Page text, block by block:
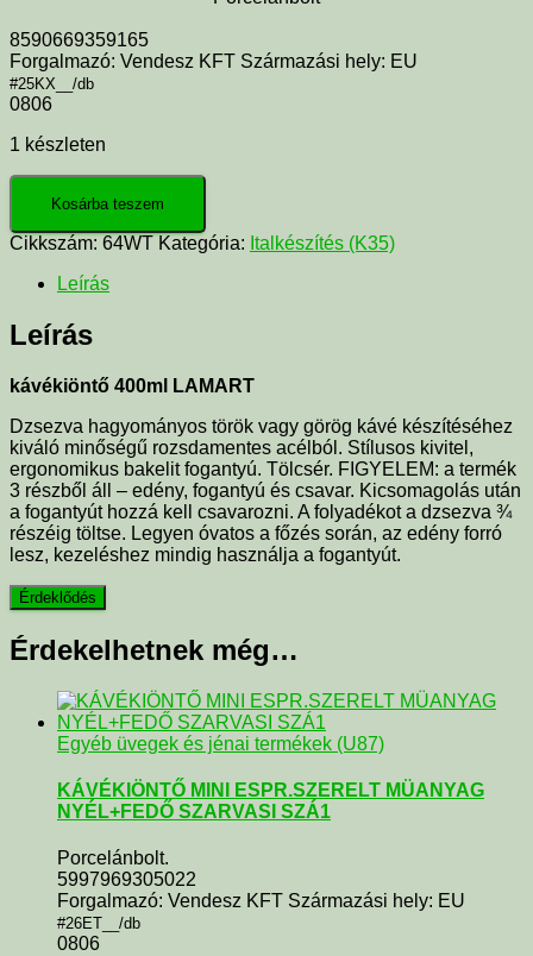
8590669359165
Forgalmazó: Vendesz KFT Származási hely: EU
#25KX__/db
0806
1 készleten
Kosárba teszem
Cikkszám: 64WT Kategória: Italkészítés (K35)
Leírás
Leírás
kávékiöntő 400ml LAMART
Dzsezva hagyományos török vagy görög kávé készítéséhez
kiváló minőségű rozsdamentes acélból. Stílusos kivitel,
ergonomikus bakelit fogantyú. Tölcsér. FIGYELEM: a termék
3 részből áll – edény, fogantyú és csavar. Kicsomagolás után
a fogantyút hozzá kell csavarozni. A folyadékot a dzsezva ¾
részéig töltse. Legyen óvatos a főzés során, az edény forró
lesz, kezeléshez mindig használja a fogantyút.
Érdekelhetnek még…
Egyéb üvegek és jénai termékek (U87)
KÁVÉKIÖNTŐ MINI ESPR.SZERELT MÜANYAG
NYÉL+FEDŐ SZARVASI SZÁ1
Porcelánbolt.
5997969305022
Forgalmazó: Vendesz KFT Származási hely: EU
#26ET__/db
0806